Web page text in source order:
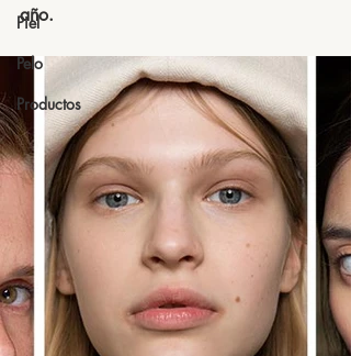
Piel
Pelo
Productos
año.